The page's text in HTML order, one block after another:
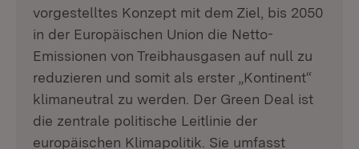
vorgestelltes Konzept mit dem Ziel, bis 2050
in der Europäischen Union die Netto-
Emissionen von Treibhausgasen auf null zu
reduzieren und somit als erster „Kontinent“
klimaneutral zu werden. Der Green Deal ist
die zentrale politische Leitlinie der
europäischen Klimapolitik. Sie umfasst